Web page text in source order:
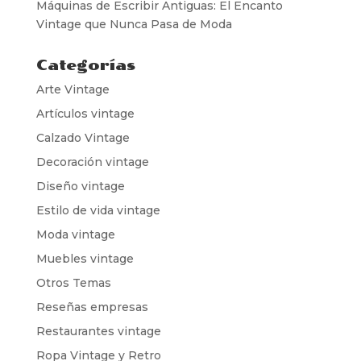
Máquinas de Escribir Antiguas: El Encanto
Vintage que Nunca Pasa de Moda
Categorías
Arte Vintage
Artículos vintage
Calzado Vintage
Decoración vintage
Diseño vintage
Estilo de vida vintage
Moda vintage
Muebles vintage
Otros Temas
Reseñas empresas
Restaurantes vintage
Ropa Vintage y Retro